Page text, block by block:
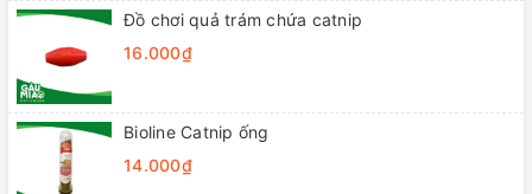
Đồ chơi quả trám chứa catnip
16.000₫
Bioline Catnip ống
14.000₫